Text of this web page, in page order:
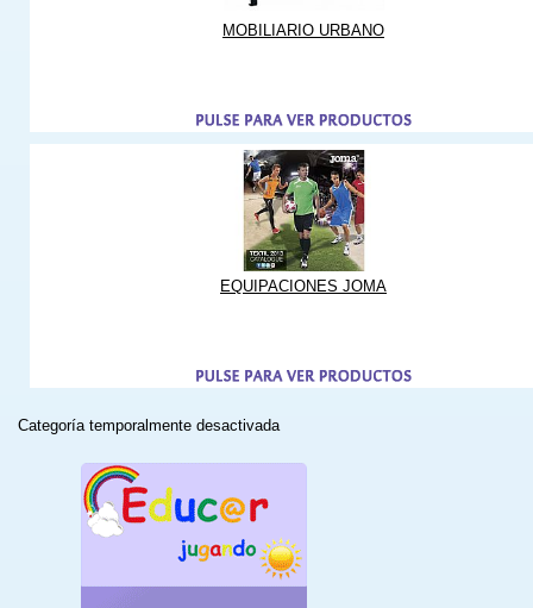
MOBILIARIO URBANO
EQUIPACIONES JOMA
Categoría temporalmente desactivada